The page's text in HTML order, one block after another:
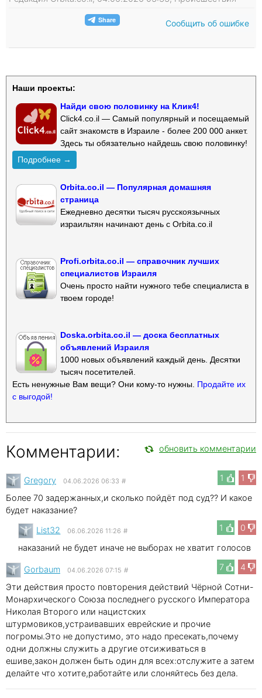
Сообщить об ошибке
Наши проекты:
Найди свою половинку на Клик4!
Click4.co.il — Самый популярный и посещаемый
сайт знакомств в Израиле - более 200 000 анкет.
Здесь ты обязательно найдешь свою половинку!
Подробнее →
Orbita.co.il — Популярная домашняя
страница
Ежедневно десятки тысяч русскоязычных
израильтян начинают день с Orbita.co.il
Profi.orbita.co.il — справочник лучших
специалистов Израиля
Очень просто найти нужного тебе специалиста в
твоем городе!
Doska.orbita.co.il — доска бесплатных
объявлений Израиля
1000 новых объявлений каждый день. Десятки
тысяч посетителей.
Есть ненужные Вам вещи? Они кому-то нужны. Продайте их
с выгодой!
Комментарии: обновить комментарии
1 1
Gregory 04.06.2026 06:33 #
Более 70 задержанных,и сколько пойдёт под суд?? И какое
будет наказание?
1
0
List32 06.06.2026 11:26 #
наказаний не будет иначе не выборах не хватит голосов
7
4
Gorbaum 04.06.2026 07:15 #
Эти действия просто повторения действий Чёрной Сотни-
Монархического Союза последнего русского Императора
Николая Второго или нацистских
штурмовиков,устраивавших еврейские и прочие
погромы.Это не допустимо, это надо пресекать,почему
одни должны служить а другие отсиживаться в
ешиве,закон должен быть один для всех:отслужите а затем
делайте что хотите,работайте или слоняйтесь без дела.